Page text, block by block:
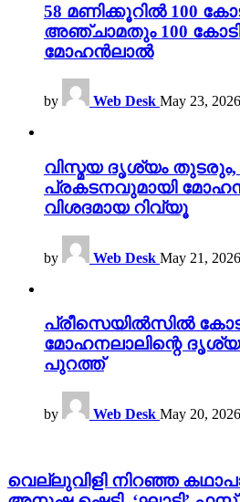
58 മണിക്കൂറിൽ 100
അഞ്ചാമതും 100
മോഹൻലാൽ
by Web Desk May 23,
വിസ്മയ ദൃശ്യം
പ്രകടനവുമായി
വിശദമായ റിവ്യൂ
by Web Desk May 21,
പ്രീസെയിൽസിൽ
മോഹനലാലിന്റെ
പുറത്ത്
by Web Desk May 20,
വെല്ലുവിളി നിറഞ്ഞ